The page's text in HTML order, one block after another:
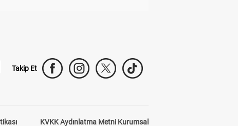
Takip Et
KVKK Aydınlatma Metni Kurumsal